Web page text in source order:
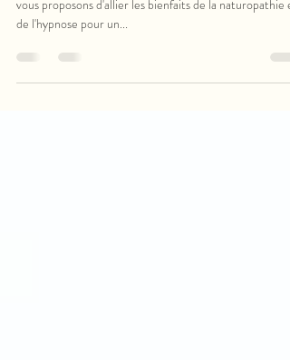
hypnose et naturopathie
vous proposons d'allier les bienfaits de la naturopathie et
de l'hypnose pour un...